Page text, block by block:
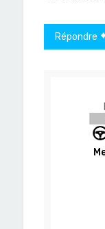
Répondre